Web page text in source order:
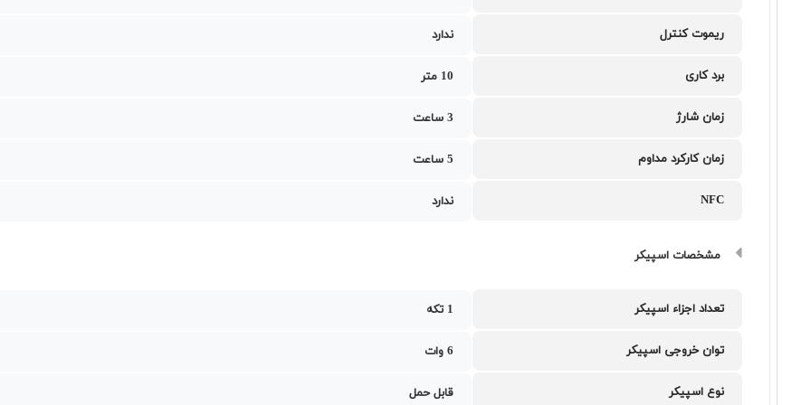
ریموت کنترل ندارد
برد کاری 10 متر
زمان شارژ 3 ساعت
زمان کارکرد مداوم 5 ساعت
NFC ندارد
مشخصات اسپیکر
تعداد اجزاء اسپیکر 1 تکه
توان خروجی اسپیکر 6 وات
نوع اسپیکر قابل حمل